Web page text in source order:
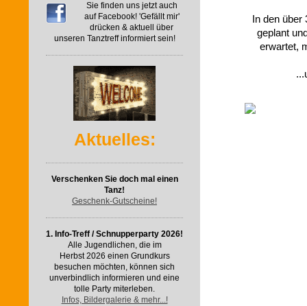
Sie finden uns jetzt auch
auf Facebook! 'Gefällt mir'
drücken & aktuell über
unseren Tanztreff informiert sein!
Aktuelles:
Verschenken Sie doch mal einen
Tanz!
Geschenk-Gutscheine!
1. Info-Treff / Schnupperparty 2026!
Alle Jugendlichen, die im
Herbst 2026 einen Grundkurs
besuchen möchten, können sich
unverbindlich informieren und eine
tolle Party miterleben.
Infos, Bildergalerie & mehr...!
In den über
geplant
erwartet,